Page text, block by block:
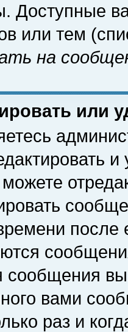
Доступные
или тем
на
или
и
сообщения
вами
раз и